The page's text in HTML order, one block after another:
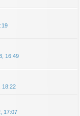
16:49
18:22
17:07